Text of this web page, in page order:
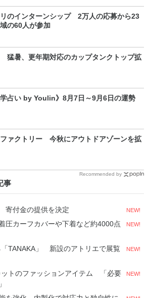
のインターンシップ 2万人の応募から23
の60人が参加
猛暑、更年期対応のカップタンクトップ拡
学占い by Youlin》8月7日～9月6日の運勢
ァクトリー 今秋にアウトドアゾーンを拡
Recommended by
事
寄付金の提供を決定 NEW!
圧カーフカバーや下着など約4000点
NEW!
「TANAKA」 新設のアトリエで展覧
NEW!
ットのファッションアイテム 「必要
NEW!